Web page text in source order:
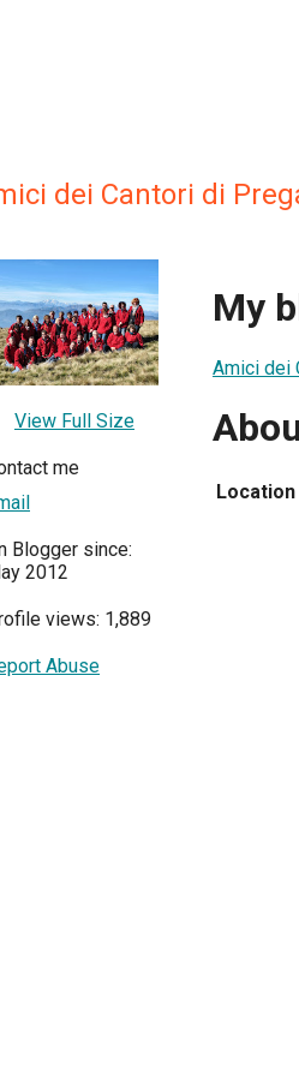
dei Cantori di
View Full Size
me
Blogger since:
2012
views: 1,889
Abuse
My
Amici dei
Location